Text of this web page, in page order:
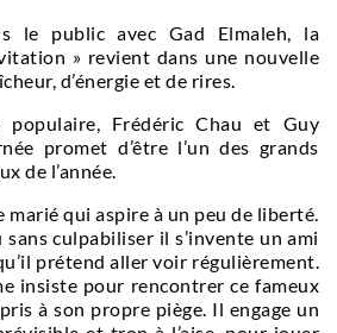
le public avec Gad Elmaleh, la
» revient dans une nouvelle
d’énergie et de rires.
Frédéric Chau et Guy
promet d’être l’un des grands
de l’année.
marié qui aspire à un peu de liberté.
culpabiliser il s’invente un ami
prétend aller voir régulièrement.
insiste pour rencontrer ce fameux
à son propre piège. Il engage un